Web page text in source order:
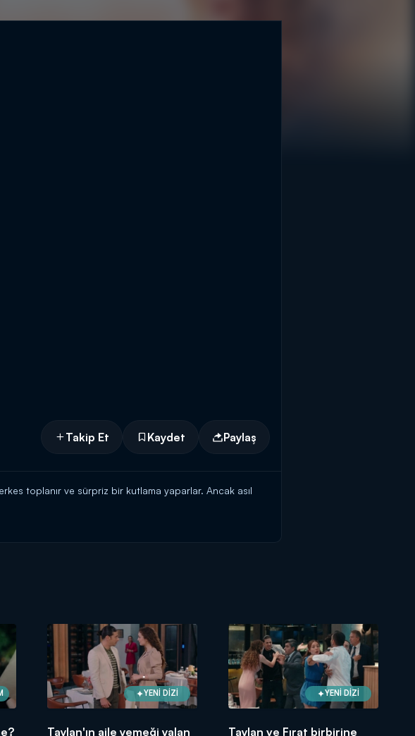
Takip Et Kaydet Paylaş
toplanır ve sürpriz bir kutlama yaparlar. Ancak asıl
YENİ DİZİ
Taylan'ın aile yemeği yalan
YENİ DİZİ
Taylan ve Fırat birbirine